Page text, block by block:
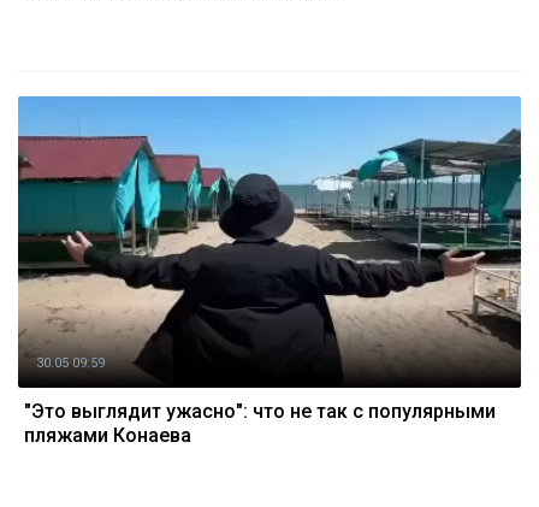
30.05 09:59
"Это выглядит ужасно": что не так с популярными
пляжами Конаева